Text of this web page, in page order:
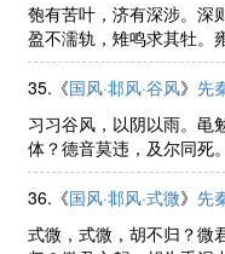
匏有苦叶，济有深涉。深
盈不濡轨，雉鸣求其牡。
泮。招招舟子，人涉卬否
35.《国风·邶风·谷风》先
习习谷风，以阴以雨。黾
体？德音莫违，及尔同死
我畿。谁谓荼苦，其甘如
湜其沚。宴尔新婚，不我
36.《国风·邶风·式微》先
式微，式微，胡不归？微